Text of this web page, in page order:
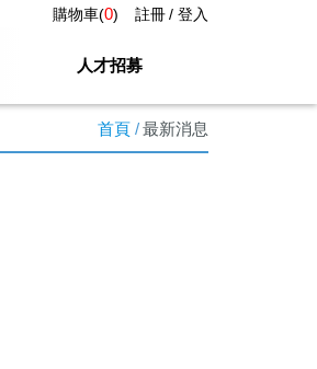
註冊 登入
購物車(0)
人才招募
首頁 最新消息